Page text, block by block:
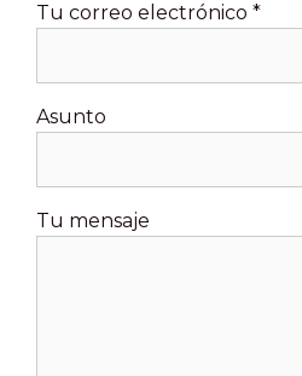
Tu correo electrónico *
Asunto
Tu mensaje